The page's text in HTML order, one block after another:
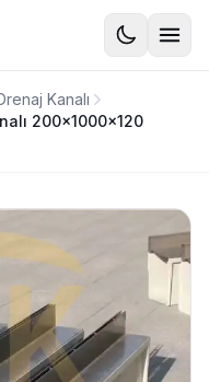
Kanalı
200x1000x120